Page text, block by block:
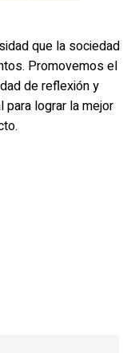
que la sociedad
Promovemos el
de reflexión y
lograr la mejor